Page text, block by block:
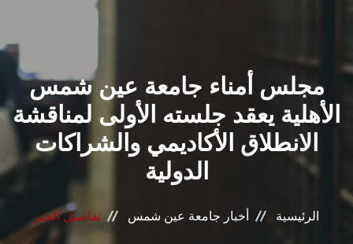
القطاعـات
الشئون الأكاديمية
البحث العلمي
الرعاية الصحية
المراكز والوحدات
مجلس أمناء جامعة عين شمس
الأهلية يعقد جلسته الأولى لمناقشة
الانطلاق الأكاديمي والشراكات
الدولية
الرئيسية أخبار جامعة عين شمس تفاصيل الخبر